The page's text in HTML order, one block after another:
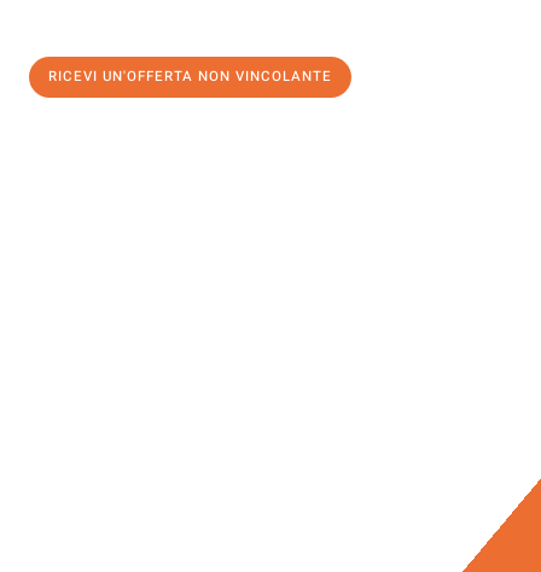
RICEVI UN'OFFERTA NON VINCOLANTE